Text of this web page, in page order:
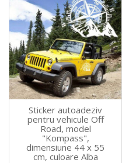
Sticker autoadeziv
pentru vehicule Off
Road, model
"Kompass",
dimensiune 44 x 55
cm, culoare Alba